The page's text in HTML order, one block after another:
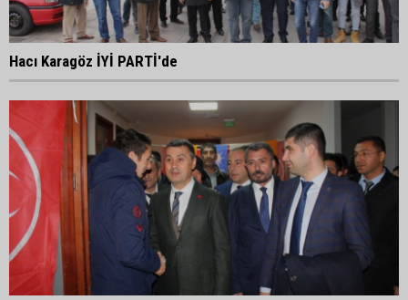
Hacı Karagöz İYİ PARTİ'de